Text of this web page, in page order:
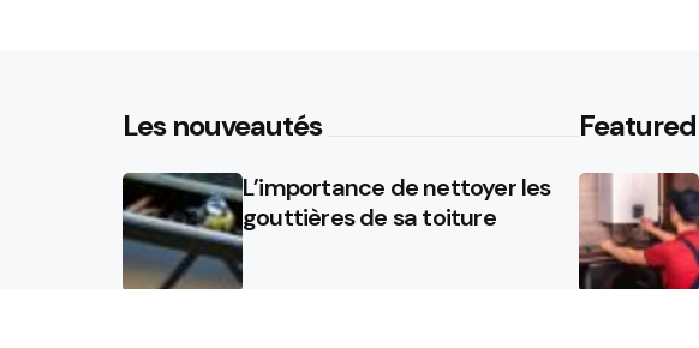
Les nouveautés
L’importance de nettoyer les
gouttières de sa toiture
Featured